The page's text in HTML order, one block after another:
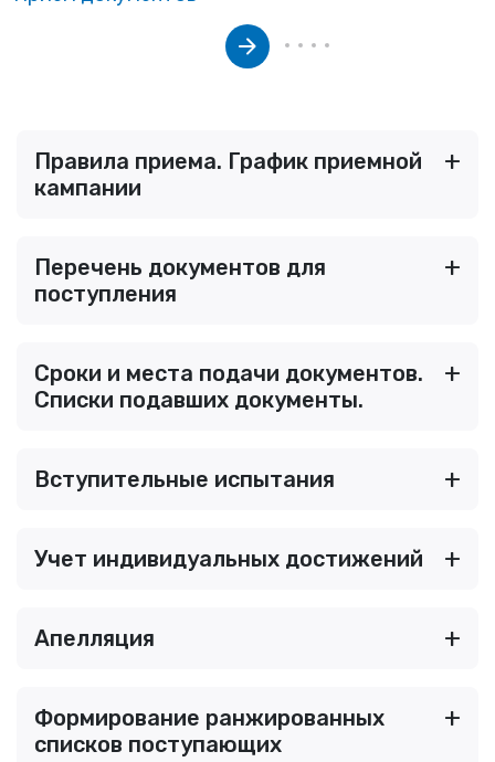
Правила приема. График приемной
кампании
Перечень документов для
поступления
Сроки и места подачи документов.
Списки подавших документы.
Вступительные испытания
Учет индивидуальных достижений
Апелляция
Формирование ранжированных
списков поступающих